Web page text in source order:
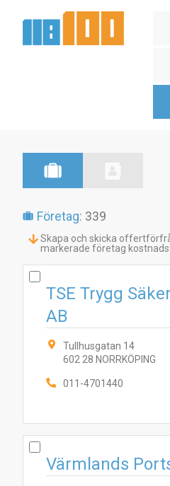
Företag: 339
Skapa och skicka
markerade företag
TSE Trygg
AB
Tullhusgatan 14
602 28 NORRKÖPING
011-4701440
Värmlands